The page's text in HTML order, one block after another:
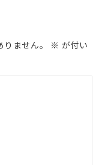
ません。 ※ が付い